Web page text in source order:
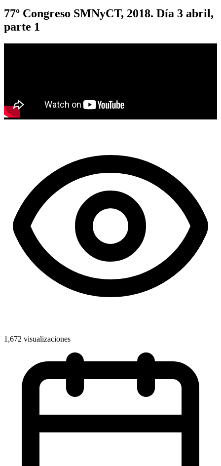
77º Congreso SMNyCT, 2018. Día 3 abril,
parte 1
1,672 visualizaciones